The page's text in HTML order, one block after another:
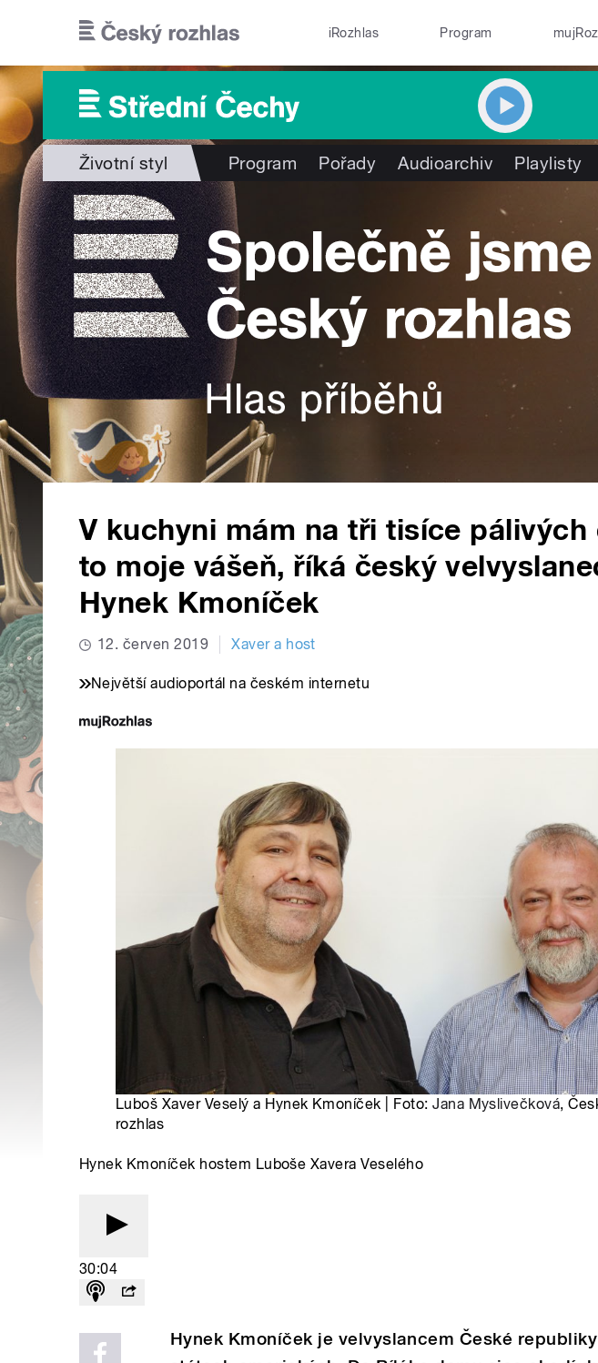
iRozhlas Program
Životní styl Program Pořady Audioarchiv Playlisty
V kuchyni mám na tři tisíce pálivých
to moje vášeň, říká český
Hynek Kmoníček
12. červen 2019 Xaver a host
Největší audioportál na českém internetu
Luboš Xaver Veselý a Hynek Kmoníček | Foto:Jana Myslivečková,
rozhlas
Hynek Kmoníček hostem Luboše Xavera Veselého
30:04
Hynek Kmoníček je velvyslancem České